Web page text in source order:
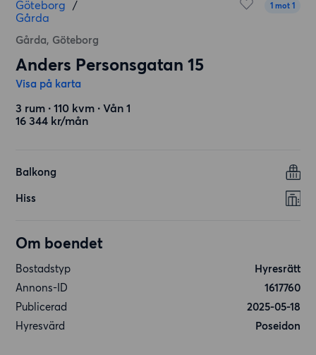
Göteborg /
Gårda
Gårda, Göteborg
1 mot 1
Anders Personsgatan 15
Visa på karta
3 rum ∙ 110 kvm ∙ Vån 1
16 344 kr/mån
Balkong
Hiss
Om boendet
Bostadstyp
Hyresrätt
Annons-ID
1617760
Publicerad
2025-05-18
Hyresvärd
Poseidon